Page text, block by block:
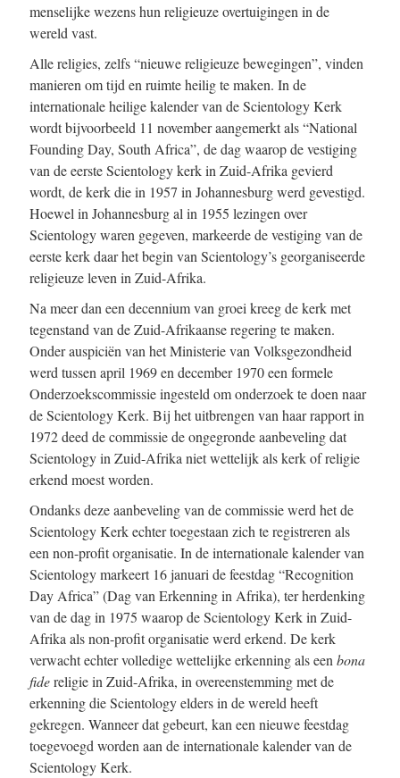
menselijke wezens hun religieuze overtuigingen in de
wereld vast.
Alle religies, zelfs “nieuwe religieuze bewegingen”, vinden
manieren om tijd en ruimte heilig te maken. In de
internationale heilige kalender van de Scientology Kerk
wordt bijvoorbeeld 11 november aangemerkt als “National
Founding Day, South Africa”, de dag waarop de vestiging
van de eerste Scientology kerk in Zuid-Afrika gevierd
wordt, de kerk die in 1957 in Johannesburg werd gevestigd.
Hoewel in Johannesburg al in 1955 lezingen over
Scientology waren gegeven, markeerde de vestiging van de
eerste kerk daar het begin van Scientology’s georganiseerde
religieuze leven in Zuid-Afrika.
Na meer dan een decennium van groei kreeg de kerk met
tegenstand van de Zuid-Afrikaanse regering te maken.
Onder auspiciën van het Ministerie van Volksgezondheid
werd tussen april 1969 en december 1970 een formele
Onderzoekscommissie ingesteld om onderzoek te doen naar
de Scientology Kerk. Bij het uitbrengen van haar rapport in
1972 deed de commissie de ongegronde aanbeveling dat
Scientology in Zuid-Afrika niet wettelijk als kerk of religie
erkend moest worden.
Ondanks deze aanbeveling van de commissie werd het de
Scientology Kerk echter toegestaan zich te registreren als
een non-profit organisatie. In de internationale kalender van
Scientology markeert 16 januari de feestdag “Recognition
Day Africa” (Dag van Erkenning in Afrika), ter herdenking
van de dag in 1975 waarop de Scientology Kerk in Zuid-
Afrika als non-profit organisatie werd erkend. De kerk
verwacht echter volledige wettelijke erkenning als een bona
fidereligie in Zuid-Afrika, in overeenstemming met de
erkenning die Scientology elders in de wereld heeft
gekregen. Wanneer dat gebeurt, kan een nieuwe feestdag
toegevoegd worden aan de internationale kalender van de
Scientology Kerk.